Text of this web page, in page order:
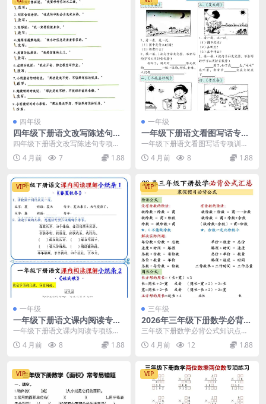
四年级
四年级下册语文改写陈述句专
项复习练习题：掌握句式变换
技巧电子版
四年级下册语文改写陈述句专项复
习资料 在四年级下册语文的学习
中，句式变换是语言表...
4 月前 7 1.88
一年级
一年级下册语文看图写话专项
训练66篇：提升写作基础的同
步练习素材
一年级下册语文看图写话专项训
练：打好写作第一步 看图写话是一
年级语文学习中的重难...
4 月前 8 1.88
VIP
一年级
一年级下册语文课内阅读专项
练习小纸条：同步课文阅读理
解过关资料
一年级下册语文课内阅读专项练习
推荐 在一年级下册语文的学习中，
阅读理解能力的培养...
4 月前 8 1.88
VIP
三年级
2026年三年级下册数学必背公
式知识点汇总，学期考试重点
复习资料
三年级下册数学必背公式知识点汇
总 进入26春季学期，三年级下册数
学的知识难度有所...
4 月前 12 1.88
VIP VIP